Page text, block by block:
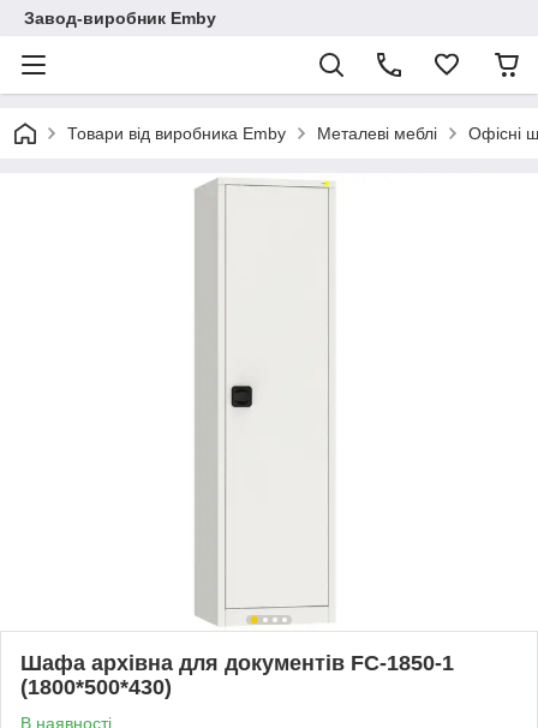
Завод-виробник Emby
Товари від виробника Emby Металеві меблі Офісні
Шафа архівна для документів FC-1850-1
(1800*500*430)
В наявності